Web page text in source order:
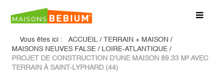
Vous êtes ici : ACCUEIL / TERRAIN + MAISON /
MAISONS NEUVES FALSE / LOIRE-ATLANTIQUE /
PROJET DE CONSTRUCTION D'UNE MAISON 89.33 M² AVEC
TERRAIN À SAINT-LYPHARD (44)